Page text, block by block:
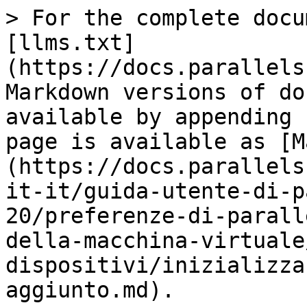
> For the complete
[llms.txt]
(https://
Markdown versions of
available by
page is available as
(https://
it-it/guida-utente-di-
20/preferenze-di-
della-macchina-
dispositivi/
aggiunto.md).